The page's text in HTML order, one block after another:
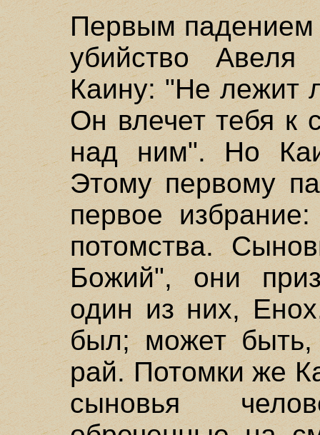
Первым падением
убийство
Каину: "Не лежит
Он влечет тебя к
над ним". Но
Этому первому
первое
потомства.
Божий", они
один из них,
был; может
рай. Потомки же
сыновья